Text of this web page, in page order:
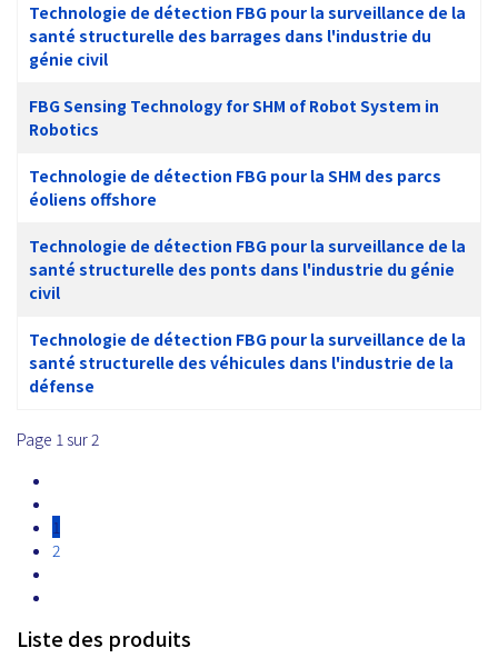
Technologie de détection FBG pour la surveillance de la
santé structurelle des barrages dans l'industrie du
génie civil
FBG Sensing Technology for SHM of Robot System in
Robotics
Technologie de détection FBG pour la SHM des parcs
éoliens offshore
Technologie de détection FBG pour la surveillance de la
santé structurelle des ponts dans l'industrie du génie
civil
Technologie de détection FBG pour la surveillance de la
santé structurelle des véhicules dans l'industrie de la
défense
Page 1 sur 2
1
2
Liste des produits